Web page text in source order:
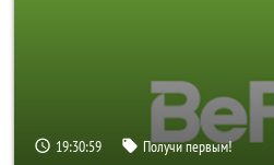
19:30:56 Получи первым!